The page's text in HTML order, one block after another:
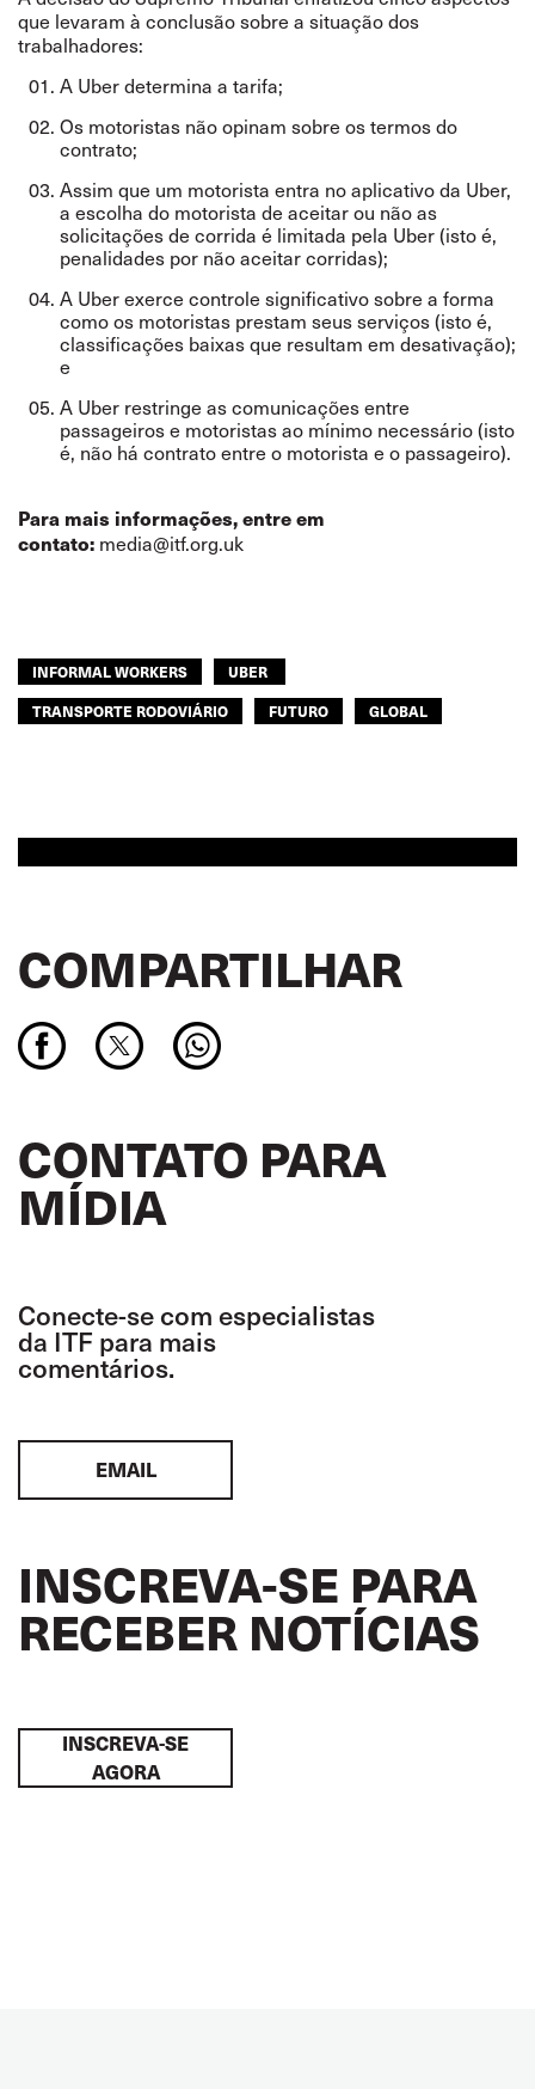
que levaram à conclusão sobre a situação dos
trabalhadores:
A Uber determina a tarifa;
Os motoristas não opinam sobre os termos do
contrato;
Assim que um motorista entra no aplicativo da Uber,
a escolha do motorista de aceitar ou não as
solicitações de corrida é limitada pela Uber (isto é,
penalidades por não aceitar corridas);
A Uber exerce controle significativo sobre a forma
como os motoristas prestam seus serviços (isto é,
classificações baixas que resultam em desativação);
e
A Uber restringe as comunicações entre
passageiros e motoristas ao mínimo necessário (isto
é, não há contrato entre o motorista e o passageiro).
Para mais informações, entre em
contato: media@itf.org.uk
INFORMAL WORKERS
UBER
TRANSPORTE RODOVIÁRIO
FUTURO GLOBAL
COMPARTILHAR
CONTATO PARA
MÍDIA
Conecte-se com especialistas
da ITF para mais
comentários.
EMAIL
INSCREVA-SE PARA
RECEBER NOTÍCIAS
INSCREVA-SE
AGORA